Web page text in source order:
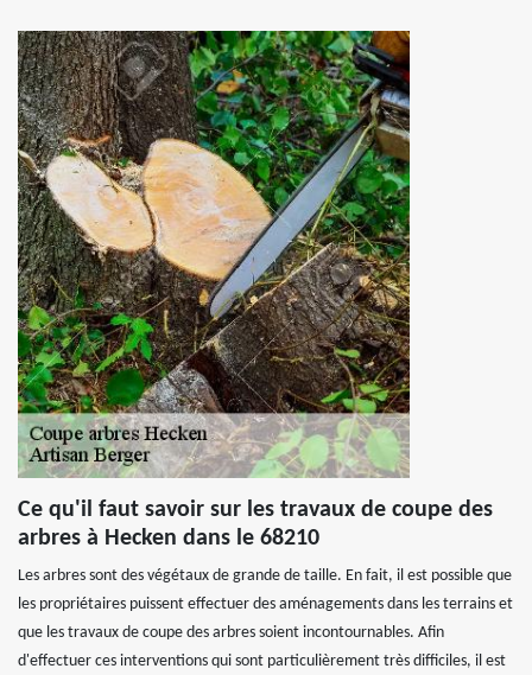
Ce qu'il faut savoir sur les travaux de coupe des
arbres à Hecken dans le 68210
Les arbres sont des végétaux de grande de taille. En fait, il est possible que
les propriétaires puissent effectuer des aménagements dans les terrains et
que les travaux de coupe des arbres soient incontournables. Afin
d'effectuer ces interventions qui sont particulièrement très difficiles, il est